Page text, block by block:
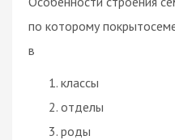
по которому
в
классы
отделы
роды